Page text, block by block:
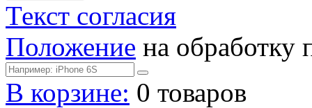
Текст согласия
Положение на обработку
В корзине: 0 товаров